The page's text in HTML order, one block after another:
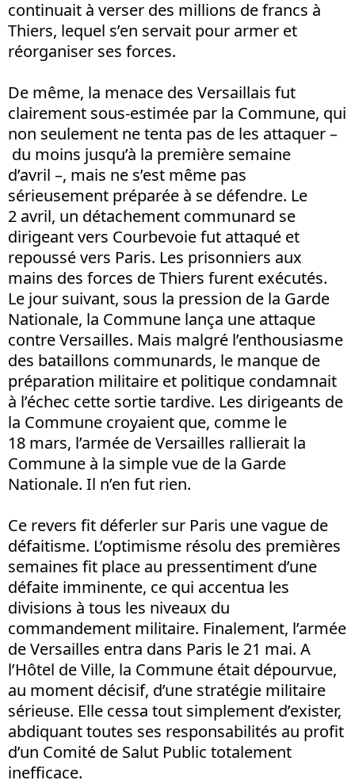
continuait à verser des millions de francs à
Thiers, lequel s’en servait pour armer et
réorganiser ses forces.
De même, la menace des Versaillais fut
clairement sous-estimée par la Commune, qui
non seulement ne tenta pas de les attaquer –
du moins jusqu’à la première semaine
d’avril –, mais ne s’est même pas
sérieusement préparée à se défendre. Le
2 avril, un détachement communard se
dirigeant vers Courbevoie fut attaqué et
repoussé vers Paris. Les prisonniers aux
mains des forces de Thiers furent exécutés.
Le jour suivant, sous la pression de la Garde
Nationale, la Commune lança une attaque
contre Versailles. Mais malgré l’enthousiasme
des bataillons communards, le manque de
préparation militaire et politique condamnait
à l’échec cette sortie tardive. Les dirigeants de
la Commune croyaient que, comme le
18 mars, l’armée de Versailles rallierait la
Commune à la simple vue de la Garde
Nationale. Il n’en fut rien.
Ce revers fit déferler sur Paris une vague de
défaitisme. L’optimisme résolu des premières
semaines fit place au pressentiment d’une
défaite imminente, ce qui accentua les
divisions à tous les niveaux du
commandement militaire. Finalement, l’armée
de Versailles entra dans Paris le 21 mai. A
l’Hôtel de Ville, la Commune était dépourvue,
au moment décisif, d’une stratégie militaire
sérieuse. Elle cessa tout simplement d’exister,
abdiquant toutes ses responsabilités au profit
d’un Comité de Salut Public totalement
inefficace.